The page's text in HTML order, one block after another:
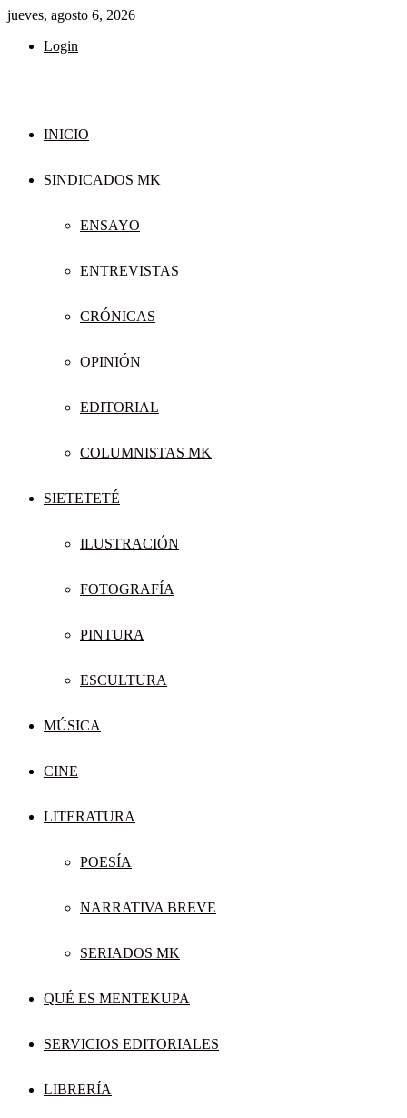
jueves, agosto 6, 2026
Login
INICIO
SINDICADOS MK
ENSAYO
ENTREVISTAS
CRÓNICAS
OPINIÓN
EDITORIAL
COLUMNISTAS MK
SIETETETÉ
ILUSTRACIÓN
FOTOGRAFÍA
PINTURA
ESCULTURA
MÚSICA
CINE
LITERATURA
POESÍA
NARRATIVA BREVE
SERIADOS MK
QUÉ ES MENTEKUPA
SERVICIOS EDITORIALES
LIBRERÍA